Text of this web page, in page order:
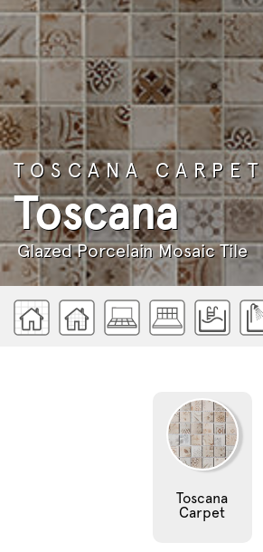
TOSCANA CARPET
Toscana
Glazed Porcelain Mosaic Tile
Toscana
Carpet